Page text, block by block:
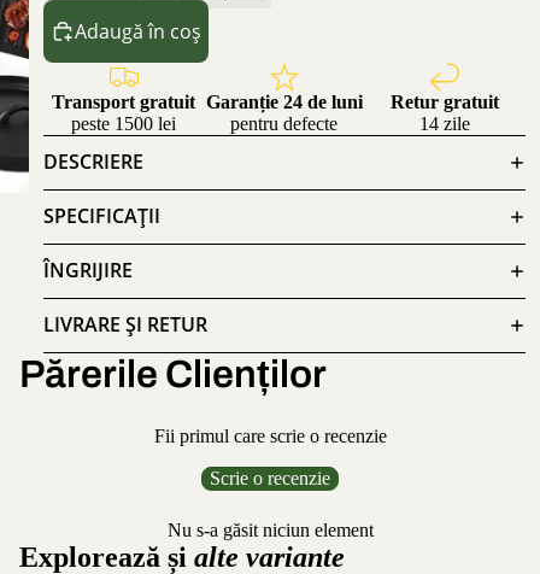
Adaugă în coș
Transport gratuit
peste 1500 lei
Garanție 24 de luni
pentru defecte
Retur gratuit
14 zile
DESCRIERE
SPECIFICAȚII
ÎNGRIJIRE
LIVRARE ȘI RETUR
Părerile Clienților
Fii primul care scrie o recenzie
Scrie o recenzie
Nu s-a găsit niciun element
Explorează și alte variante